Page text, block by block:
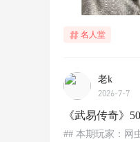
名人堂
老k
2026-7-7
《武易传奇》
## 本期玩家：网